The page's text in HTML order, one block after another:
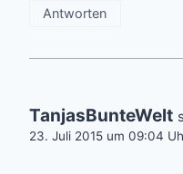
Antworten
TanjasBunteWelt
23. Juli 2015 um 09:04